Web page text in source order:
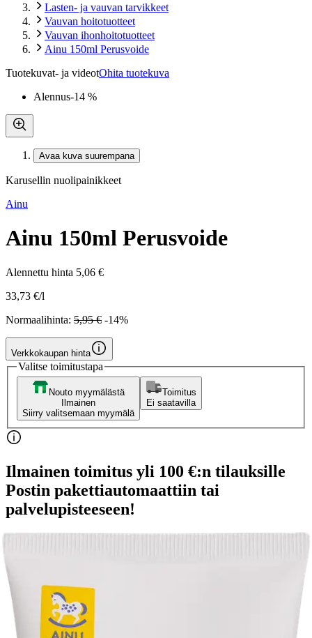
Lasten- ja vauvan tarvikkeet
Vauvan hoitotuotteet
Vauvan ihonhoitotuotteet
Ainu 150ml Perusvoide
Tuotekuvat- ja videotOhita tuotekuva
Alennus-14 %
Avaa kuva suurempana
Karusellin nuolipainikkeet
Ainu
Ainu 150ml Perusvoide
Alennettu hinta 5,06 €
33,73 €/l
Normaalihinta: 5,95 € -14%
Verkkokaupan hinta
Valitse toimitustapa
Nouto myymälästä
Ilmainen
Siirry valitsemaan myymälä
Toimitus
Ei saatavilla
Ilmainen toimitus yli 100 €:n tilauksille
Postin pakettiautomaattiin tai
palvelupisteeseen!
Tarkista myymäläsaatavuus